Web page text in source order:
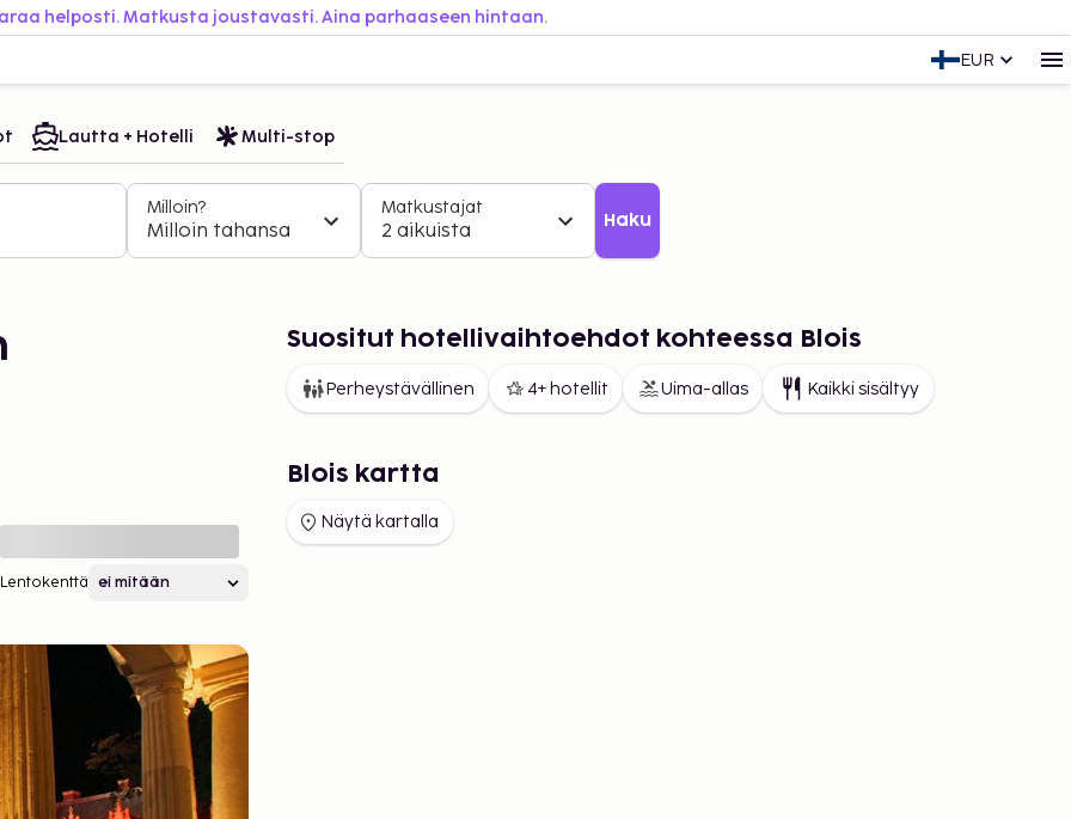
helposti. Matkusta joustavasti. Aina parhaaseen hintaan.
EUR
Lautta + Hotelli Multi-stop
Milloin?
Milloin tahansa
Matkustajat
2 aikuista Haku
Lentokenttä
Suositut hotellivaihtoehdot kohteessa Blois
Perheystävällinen 4+ hotellit Uima-allas Kaikki sisältyy
Blois kartta
Näytä kartalla